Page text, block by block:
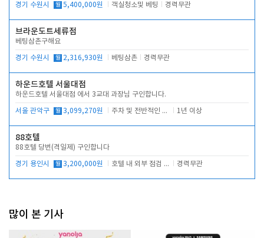
경기 수원시 월 5,400,000원 객실청소및 베팅 경력무관
브라운도트세류점
베팅삼촌구해요
경기 수원시 월 2,316,930원 베팅삼촌 경력무관
하운드호텔 서울대점
하운드호텔 서울대점 에서 3교대 과장님 구인합니다.
서울 관악구 월 3,099,270원 주차 및 전반적인 당번업무 1년 이상
88호텔
88호텔 당번(격일제) 구인합니다
경기 용인시 월 3,200,000원 호텔 내 외부 점검 및 프런트 운영 경력무관
많이 본 기사